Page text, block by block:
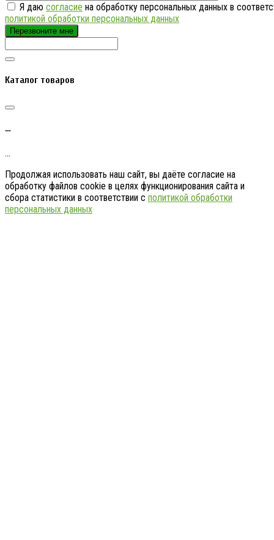
Я даю согласие на обработку персональных данных в
политикой обработки персональных данных
Перезвоните мне
Каталог товаров
…
…
Продолжая использовать наш сайт, вы даёте согласие на
обработку файлов cookie в целях функционирования сайта и
сбора статистики в соответствии с политикой обработки
персональных данных